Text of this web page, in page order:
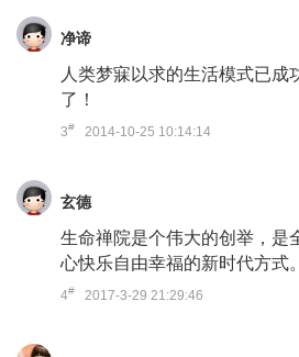
净谛
人类梦寐以求的生活模式已成
了！
3# 2014-10-25 10:14:14
玄德
生命禅院是个伟大的创举，是
心快乐自由幸福的新时代方式。
4# 2017-3-29 21:29:46